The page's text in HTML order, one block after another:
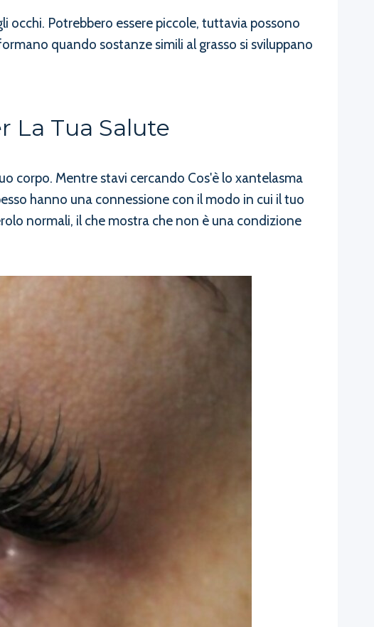
occhi. Potrebbero essere piccole, tuttavia possono
quando sostanze simili al grasso si sviluppano
La Tua Salute
corpo. Mentre stavi cercando Cos'è lo xantelasma
hanno una connessione con il modo in cui il tuo
normali, il che mostra che non è una condizione